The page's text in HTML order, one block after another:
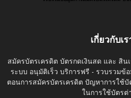
เกี่ยวกับเร
สมัครบัตรเครดิต บัตรกดเงินสด และ สิ
ระบบ อนุมัติเร็ว บริการฟรี - รวบรวมข้
ตอนการสมัครบัตรเครดิต ปัญหาการใช้
ในการใช้บัตรต่